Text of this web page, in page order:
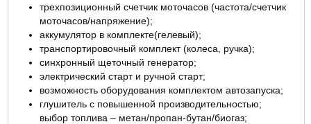
ОТЗЫВЫтрехпозиционный счетчик моточасов (частота/счетчик
моточасов/напряжение);
аккумулятор в комплекте(гелевый);
транспортировочный комплект (колеса, ручка);
синхронный щеточный генератор;
электрический старт и ручной старт;
возможность оборудования комплектом автозапуска;
глушитель с повышенной производительностью;
выбор топлива – метан/пропан-бутан/биогаз;